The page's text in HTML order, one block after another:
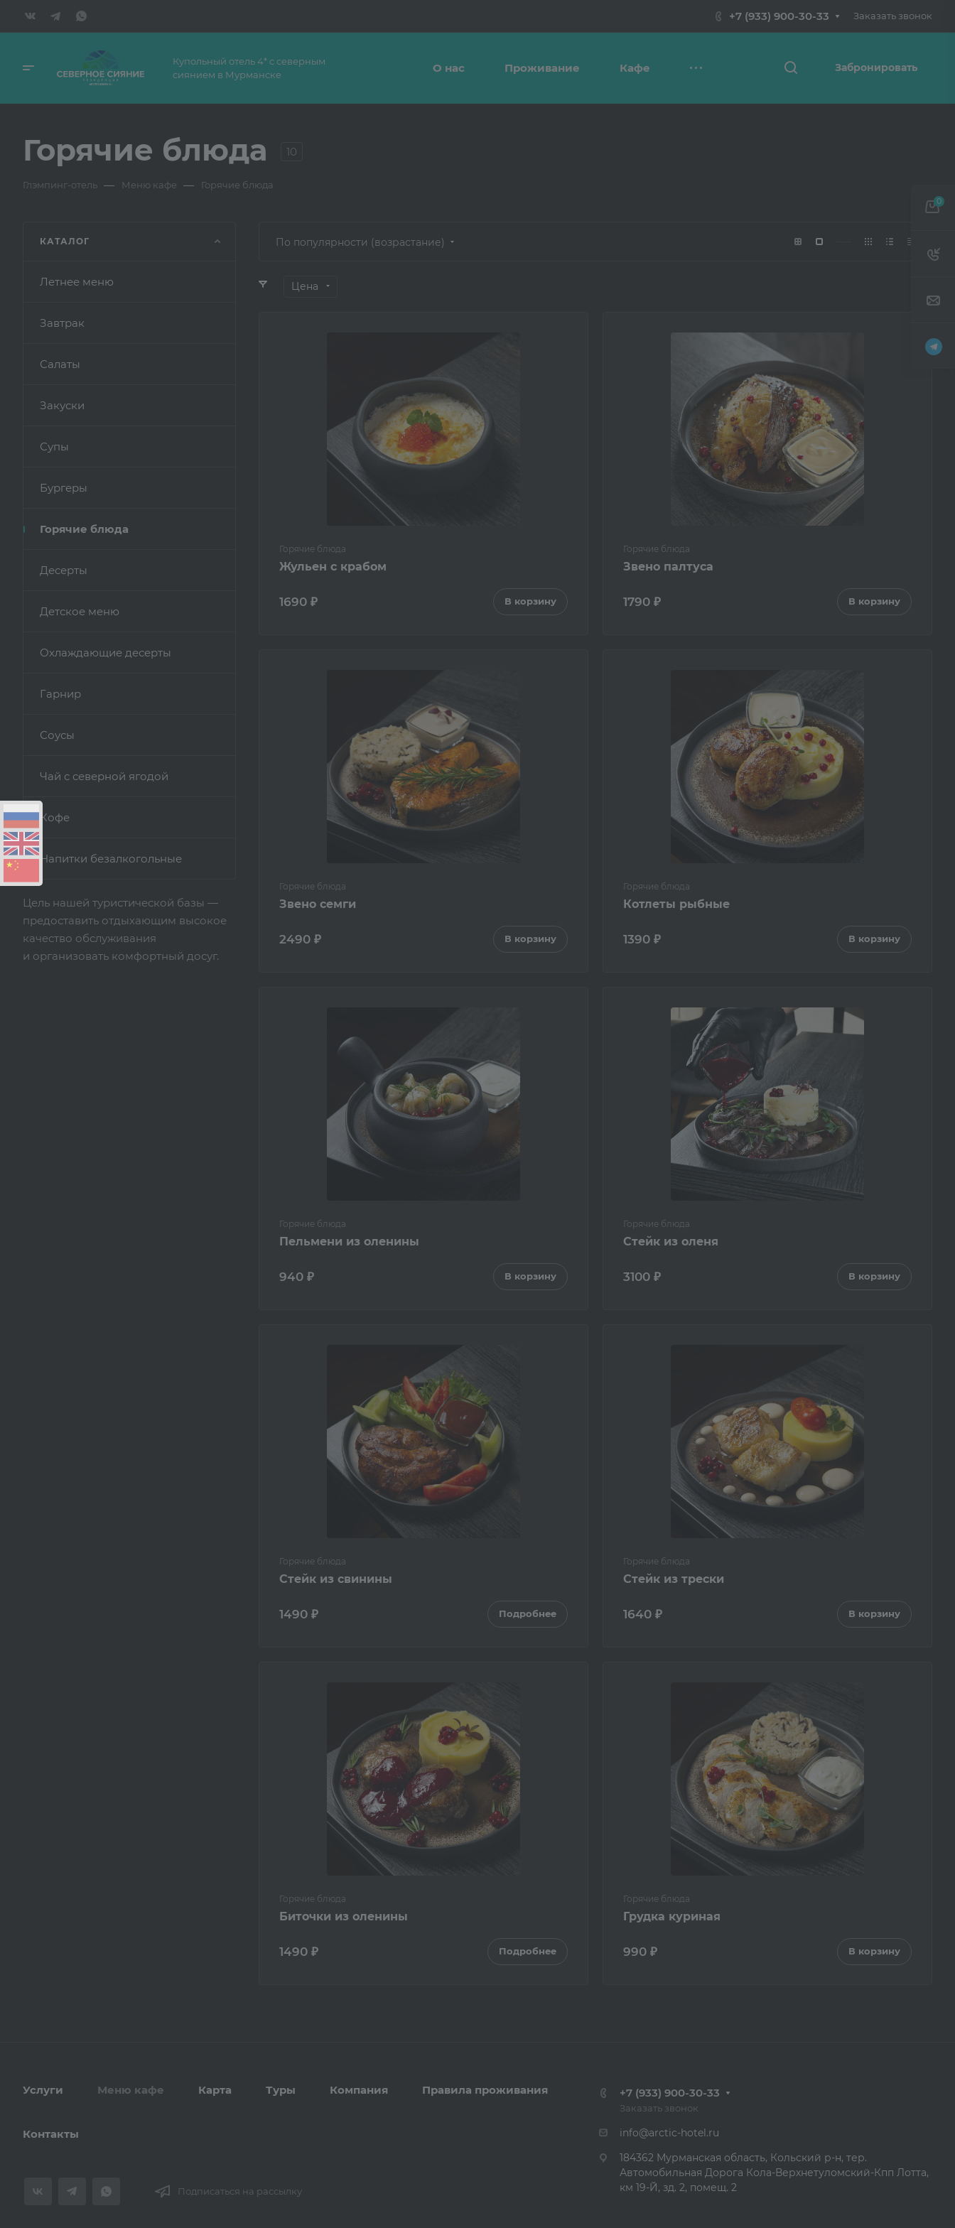
+7 (933) 900-30-33 Заказать звонок
Купольный отель 4* с северным
сиянием в Мурманске
О нас Проживание Кафе Забронировать
Горячие блюда 10
Глэмпинг-отель — Меню кафе — Горячие блюда
По популярности (возрастание)
Цена
Горячие блюда
Жульен с крабом
1690 ₽ В корзину
Горячие блюда
Звено палтуса
1790 ₽ В корзину
Горячие блюда
Звено семги
2490 ₽ В корзину
Горячие блюда
Котлеты рыбные
1390 ₽ В корзину
Горячие блюда
Пельмени из оленины
940 ₽ В корзину
Горячие блюда
Стейк из оленя
3100 ₽ В корзину
Горячие блюда
Стейк из свинины
1490 ₽ Подробнее
Горячие блюда
Стейк из трески
1640 ₽ В корзину
Горячие блюда
Биточки из оленины
1490 ₽ Подробнее
Горячие блюда
Грудка куриная
990 ₽ В корзину
КАТАЛОГ
Летнее меню
Завтрак
Салаты
Закуски
Супы
Бургеры
Горячие блюда
Десерты
Детское меню
Охлаждающие десерты
Гарнир
Соусы
Чай с северной ягодой
Кофе
Напитки безалкогольные
Цель нашей туристической базы —
предоставить отдыхающим высокое
качество обслуживания
и организовать комфортный досуг.
Услуги Меню кафе Карта Туры Компания Правила проживания
Контакты
Подписаться на рассылку
+7 (933) 900-30-33
Заказать звонок
info@arctic-hotel.ru
184362 Мурманская область, Кольский р-н, тер.
Автомобильная Дорога Кола-Верхнетуломский-Кпп Лотта,
км 19-Й, зд. 2, помещ. 2
0